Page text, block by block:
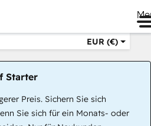
EUR (€)
Starter
Preis. Sichern Sie sich
Sie sich für ein Monats- oder